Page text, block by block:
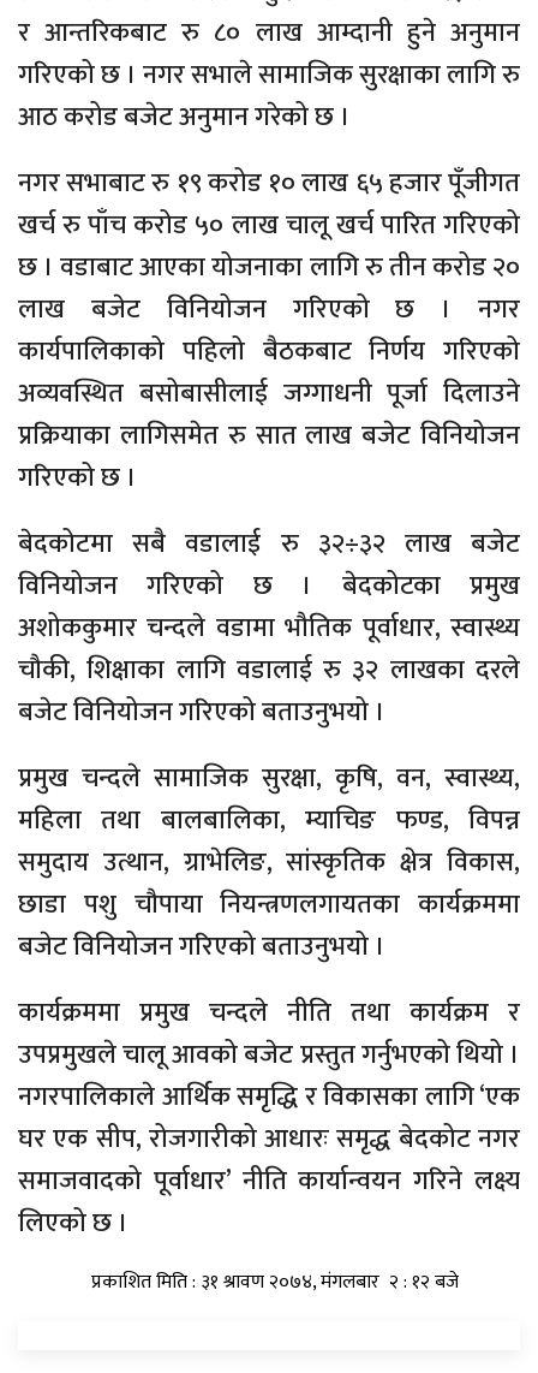
र आन्तरिकबाट रु ८० लाख आम्दानी हुने अनुमान
गरिएको छ । नगर सभाले सामाजिक सुरक्षाका लागि रु
आठ करोड बजेट अनुमान गरेको छ ।
नगर सभाबाट रु १९ करोड १० लाख ६५ हजार पूँजीगत
खर्च रु पाँच करोड ५० लाख चालू खर्च पारित गरिएको
छ । वडाबाट आएका योजनाका लागि रु तीन करोड २०
लाख बजेट विनियोजन गरिएको छ । नगर
कार्यपालिकाको पहिलो बैठकबाट निर्णय गरिएको
अव्यवस्थित बसोबासीलाई जग्गाधनी पूर्जा दिलाउने
प्रक्रियाका लागिसमेत रु सात लाख बजेट विनियोजन
गरिएको छ ।
बेदकोटमा सबै वडालाई रु ३२÷३२ लाख बजेट
विनियोजन गरिएको छ । बेदकोटका प्रमुख
अशोककुमार चन्दले वडामा भौतिक पूर्वाधार, स्वास्थ्य
चौकी, शिक्षाका लागि वडालाई रु ३२ लाखका दरले
बजेट विनियोजन गरिएको बताउनुभयो ।
प्रमुख चन्दले सामाजिक सुरक्षा, कृषि, वन, स्वास्थ्य,
महिला तथा बालबालिका, म्याचिङ फण्ड, विपन्न
समुदाय उत्थान, ग्राभेलिङ, सांस्कृतिक क्षेत्र विकास,
छाडा पशु चौपाया नियन्त्रणलगायतका कार्यक्रममा
बजेट विनियोजन गरिएको बताउनुभयो ।
कार्यक्रममा प्रमुख चन्दले नीति तथा कार्यक्रम र
उपप्रमुखले चालू आवको बजेट प्रस्तुत गर्नुभएको थियो ।
नगरपालिकाले आर्थिक समृद्धि र विकासका लागि ‘एक
घर एक सीप, रोजगारीको आधारः समृद्ध बेदकोट नगर
समाजवादको पूर्वाधार’ नीति कार्यान्वयन गरिने लक्ष्य
लिएको छ ।
प्रकाशित मिति : ३१ श्रावण २०७४, मंगलबार २ : १२ बजे